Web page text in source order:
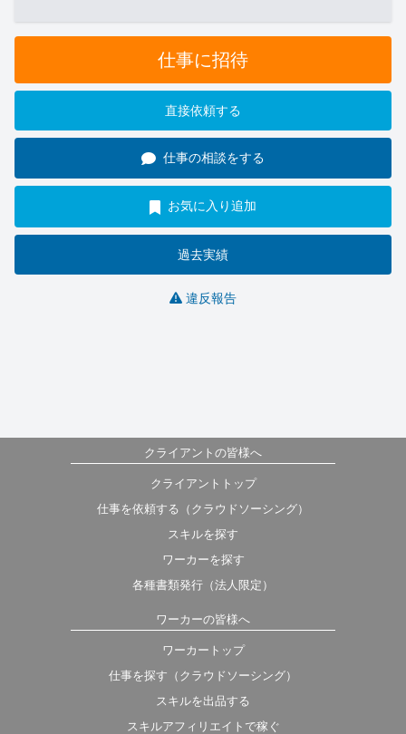
仕事に招待
直接依頼する
仕事の相談をする
お気に入り追加
過去実績
違反報告
クライアントの皆様へ
クライアントトップ
仕事を依頼する（クラウドソーシング）
スキルを探す
ワーカーを探す
各種書類発行（法人限定）
ワーカーの皆様へ
ワーカートップ
仕事を探す（クラウドソーシング）
スキルを出品する
スキルアフィリエイトで稼ぐ